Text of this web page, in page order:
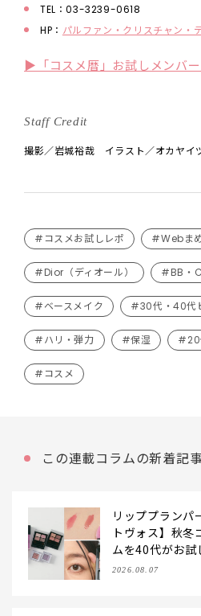
TEL：03-3239-0618
HP： パルファン・クリスチャン・
▶「コスメ暦」お試しメンバ
Staff Credit
撮影／岩城裕哉 イラスト／オカヤ
#コスメお試しレポ #Webま
#Dior（ディオール） #BB・
#ベースメイク #30代・40代
#ハリ・弾力 #保湿 #20
#コスメ
この連載コラムの新着記
リッププランパ
トヴォス】秋冬
ムを40代がお試
2026.08.07